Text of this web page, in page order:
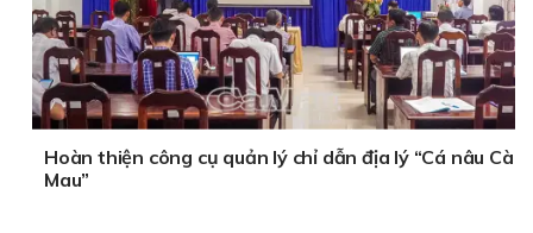
Hoàn thiện công cụ quản lý chỉ dẫn địa lý “Cá nâu Cà
Mau”